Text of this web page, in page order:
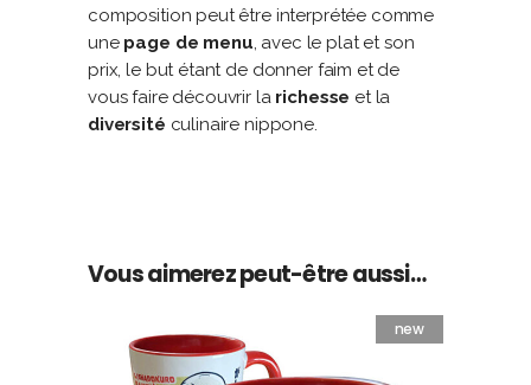
composition peut être interprétée comme
une page de menu, avec le plat et son
prix, le but étant de donner faim et de
vous faire découvrir la richesse et la
diversité culinaire nippone.
Vous aimerez peut-être aussi…
new